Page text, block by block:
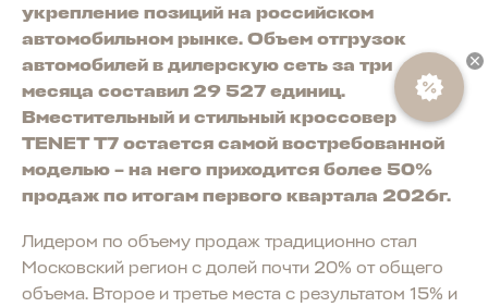
укрепление позиций на российском
автомобильном рынке. Объем отгрузок
автомобилей в дилерскую сеть за три
месяца составил 29 527 единиц.
Вместительный и стильный кроссовер
TENET T7 остается самой востребованной
моделью – на него приходится более 50%
продаж по итогам первого квартала 2026г.
Лидером по объему продаж традиционно стал
Московский регион с долей почти 20% от общего
объема. Второе и третье места с результатом 15% и